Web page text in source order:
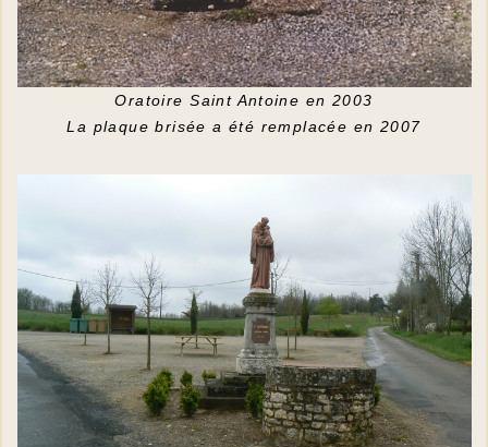
Oratoire Saint Antoine en 2003
La plaque brisée a été remplacée en 2007